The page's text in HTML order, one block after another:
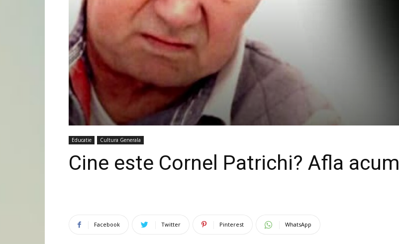
Educatie Cultura Generala
Cine este Cornel Patrichi? Afla acum
Facebook Twitter Pinterest WhatsApp